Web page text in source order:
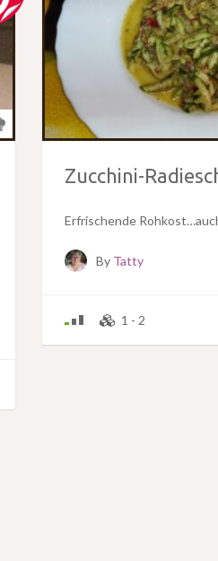
Zucchini-
Erfrischende
By Tatty
1 - 2